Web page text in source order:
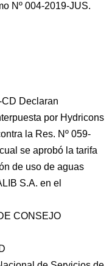
Nº 004-2019-JUS.
Declaran
por Hydricons
la Res. Nº 059-
se aprobó la tarifa
de uso de aguas
S.A. en el
CONSEJO